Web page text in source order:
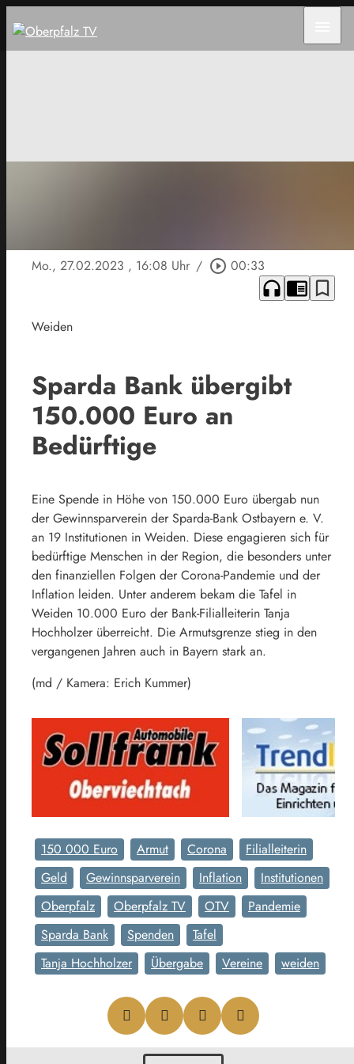
Mo., 27.02.2023 , 16:08 Uhr / play_circle_outline 00:33
headphones chrome_reader_mode bookmark_border
Weiden
Sparda Bank übergibt
150.000 Euro an
Bedürftige
Eine Spende in Höhe von 150.000 Euro übergab nun
der Gewinnsparverein der Sparda-Bank Ostbayern e. V.
an 19 Institutionen in Weiden. Diese engagieren sich für
bedürftige Menschen in der Region, die besonders unter
den finanziellen Folgen der Corona-Pandemie und der
Inflation leiden. Unter anderem bekam die Tafel in
Weiden 10.000 Euro der Bank-Filialleiterin Tanja
Hochholzer überreicht. Die Armutsgrenze stieg in den
vergangenen Jahren auch in Bayern stark an.
(md / Kamera: Erich Kummer)
150 000 Euro Armut Corona
Filialleiterin
Geld
Gewinnsparverein Inflation
Institutionen
Oberpfalz
Oberpfalz TV OTV
Pandemie
Sparda Bank
Spenden
Tafel
Tanja Hochholzer
Übergabe Vereine weiden